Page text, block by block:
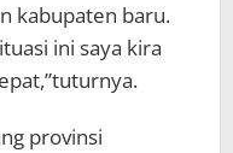
kabupaten baru.
ini saya kira
provinsi